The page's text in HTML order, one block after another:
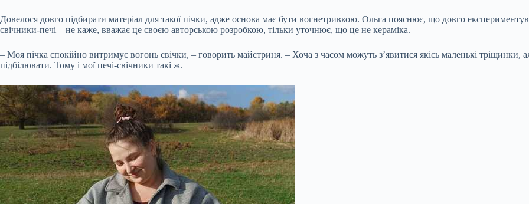
Довелося довго підбирати матеріал для такої пічки, адже основа має бути вогнетривкою. Ольга пояснює, що довго
свічники-печі – не каже, вважає це своєю авторською розробкою, тільки уточнює, що це не кераміка.
– Моя пічка спокійно витримує вогонь свічки, – говорить майстриня. – Хоча з часом можуть з’явитися якісь маленькі тріщинки,
підбілювати. Тому і мої печі-свічники такі ж.